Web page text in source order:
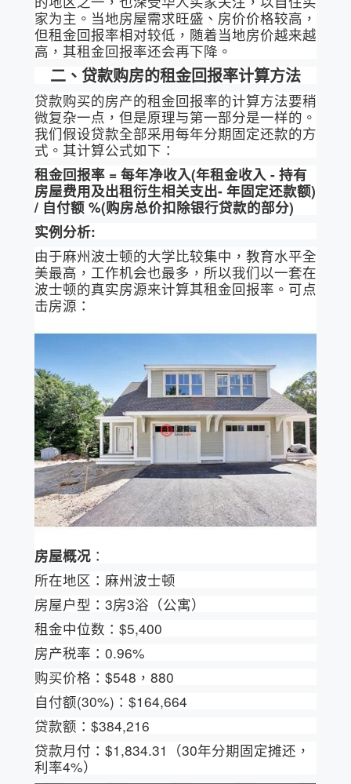
家为主。当地房屋需求旺盛、房价价格较高，
但租金回报率相对较低，随着当地房价越来越
高，其租金回报率还会再下降。
二、贷款购房的租金回报率计算方法
贷款购买的房产的租金回报率的计算方法要稍
微复杂一点，但是原理与第一部分是一样的。
我们假设贷款全部采用每年分期固定还款的方
式。其计算公式如下：
租金回报率 = 每年净收入(年租金收入 - 持有
房屋费用及出租衍生相关支出- 年固定还款额)
/ 自付额 %(购房总价扣除银行贷款的部分)
实例分析:
由于麻州波士顿的大学比较集中，教育水平全
美最高，工作机会也最多，所以我们以一套在
波士顿的真实房源来计算其租金回报率。可点
击房源：
房屋概况：
所在地区：麻州波士顿
房屋户型：3房3浴（公寓）
租金中位数：$5,400
房产税率：0.96%
购买价格：$548，880
自付额(30%)：$164,664
贷款额：$384,216
贷款月付：$1,834.31（30年分期固定摊还，
利率4%）